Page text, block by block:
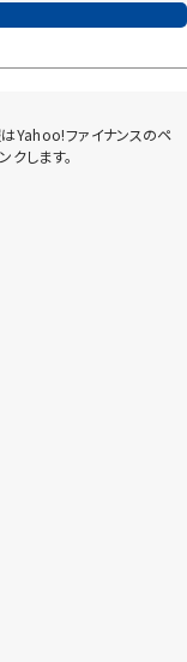
Yahoo!ファイナンスのペ
クします。